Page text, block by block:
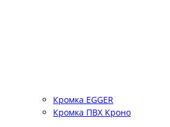
Кромка EGGER
Кромка ПВХ Кроно